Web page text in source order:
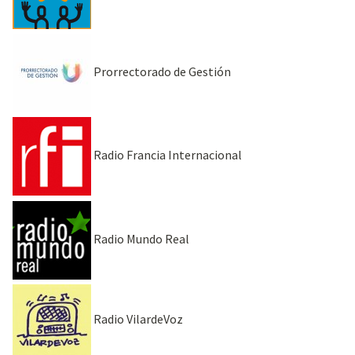
Prorrectorado de Gestión
Radio Francia Internacional
Radio Mundo Real
Radio VilardeVoz